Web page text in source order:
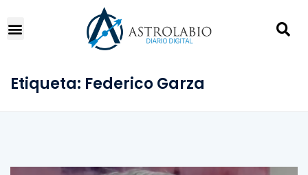
Etiqueta: Federico Garza